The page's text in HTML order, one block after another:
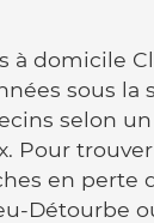
à domicile
sous la
selon
Pour
en perte
Détourbe